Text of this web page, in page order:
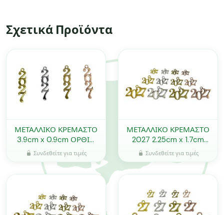
Σχετικά Προϊόντα
ΜΕΤΑΛΛΙΚΟ ΚΡΕΜΑΣΤΟ
3.9cm x 0.9cm ΟΡΘΙΟ
2027 0621626
Συνδεθείτε για τιμές
ΜΕΤΑΛΛΙΚΟ ΚΡΕΜΑΣΤΟ
2027 2.25cm x 1.7cm
0621627
Συνδεθείτε για τιμές